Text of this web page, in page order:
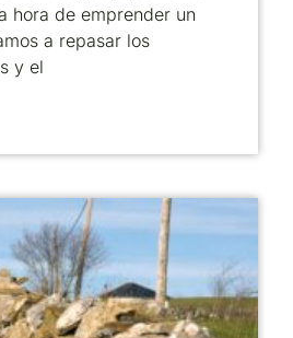
hora de emprender un
a repasar los
y el